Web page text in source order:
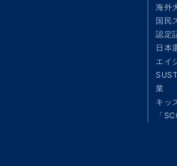
海外
国民
認定
日本
エイ
業
キッ
「